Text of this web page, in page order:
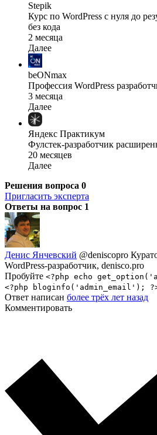
Stepik
Курс по WordPress с нуля до
без кода
2 месяца
Далее
beONmax
Профессия WordPress
3 месяца
Далее
Яндекс Практикум
Фулстек-разработчик
20 месяцев
Далее
Решения вопроса 0
Пригласить эксперта
Ответы на вопрос 1
Денис Янчевский @deniscopro
WordPress-разработчик, denisco.pro
Пробуйте <?php echo
<?php bloginfo('admin_email');
Ответ написан более трёх лет назад
Комментировать